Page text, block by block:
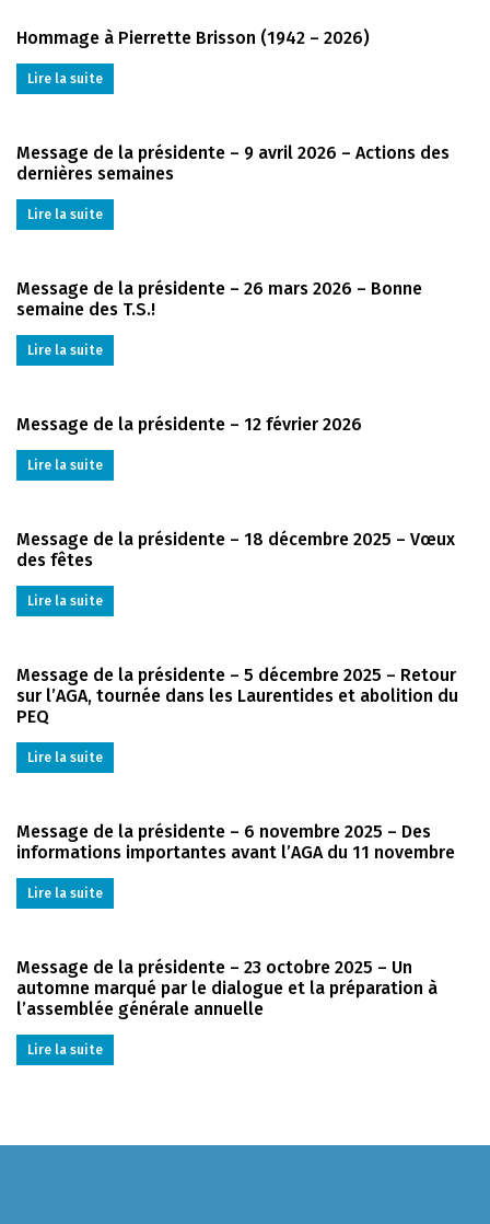
Hommage à Pierrette Brisson (1942 – 2026)
Lire la suite
Message de la présidente – 9 avril 2026 – Actions des
dernières semaines
Lire la suite
Message de la présidente – 26 mars 2026 – Bonne
semaine des T.S.!
Lire la suite
Message de la présidente – 12 février 2026
Lire la suite
Message de la présidente – 18 décembre 2025 – Vœux
des fêtes
Lire la suite
Message de la présidente – 5 décembre 2025 – Retour
sur l’AGA, tournée dans les Laurentides et abolition du
PEQ
Lire la suite
Message de la présidente – 6 novembre 2025 – Des
informations importantes avant l’AGA du 11 novembre
Lire la suite
Message de la présidente – 23 octobre 2025 – Un
automne marqué par le dialogue et la préparation à
l’assemblée générale annuelle
Lire la suite